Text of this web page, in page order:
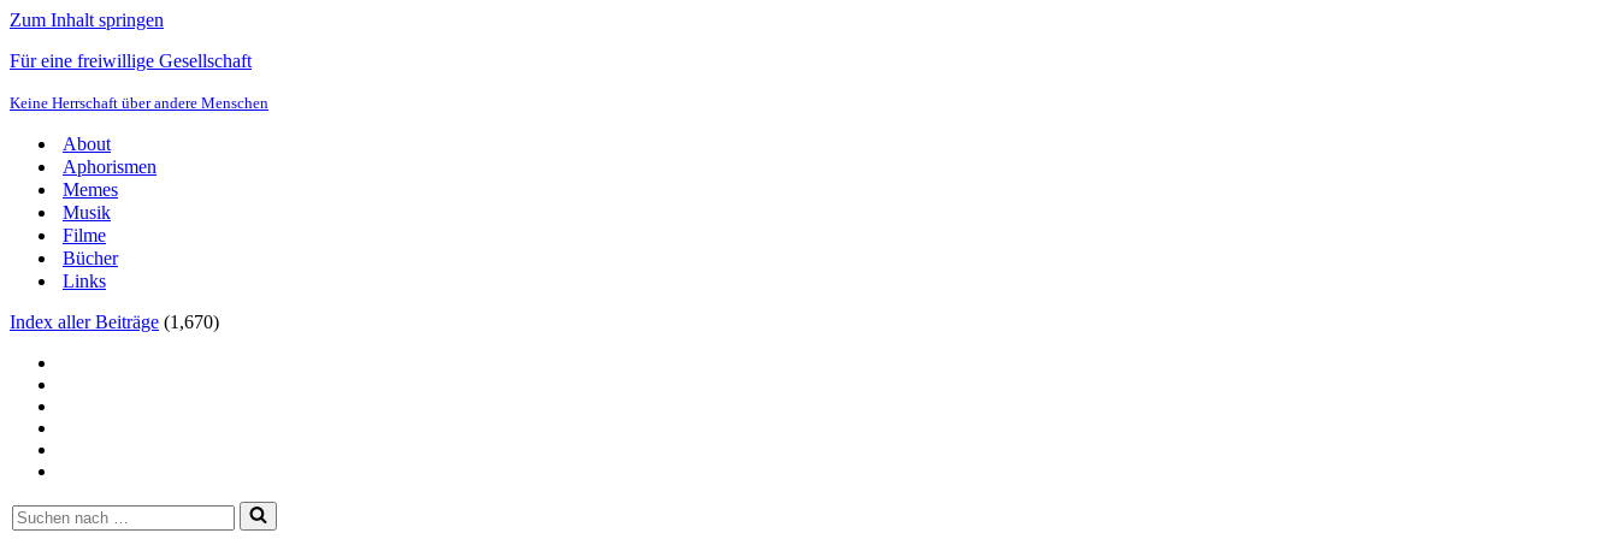
Zum Inhalt springen
Für eine freiwillige Gesellschaft
Keine Herrschaft über andere Menschen
About
Aphorismen
Memes
Musik
Filme
Bücher
Links
Index aller Beiträge (1,670)
Suchen
nach …